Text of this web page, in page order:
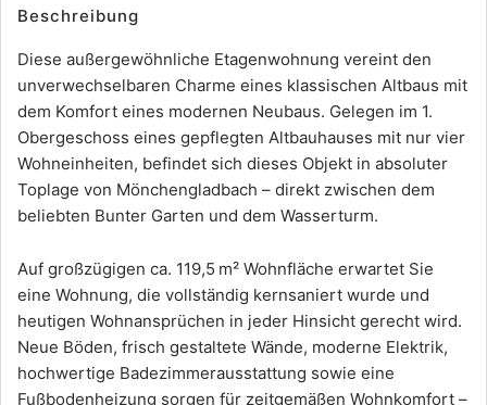
Beschreibung
Diese außergewöhnliche Etagenwohnung vereint den
unverwechselbaren Charme eines klassischen Altbaus mit
dem Komfort eines modernen Neubaus. Gelegen im 1.
Obergeschoss eines gepflegten Altbauhauses mit nur vier
Wohneinheiten, befindet sich dieses Objekt in absoluter
Toplage von Mönchengladbach – direkt zwischen dem
beliebten Bunter Garten und dem Wasserturm.
Auf großzügigen ca. 119,5 m² Wohnfläche erwartet Sie
eine Wohnung, die vollständig kernsaniert wurde und
heutigen Wohnansprüchen in jeder Hinsicht gerecht wird.
Neue Böden, frisch gestaltete Wände, moderne Elektrik,
hochwertige Badezimmerausstattung sowie eine
Fußbodenheizung sorgen für zeitgemäßen Wohnkomfort –